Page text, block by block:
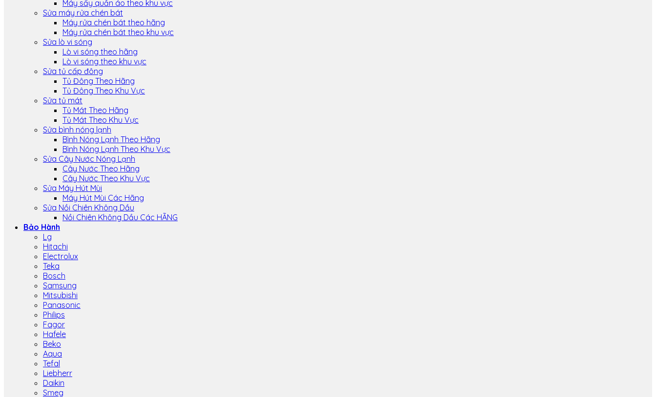
Máy sấy quần áo theo khu vực
Sửa máy rửa chén bát
Máy rửa chén bát theo hãng
Máy rửa chén bát theo khu vực
Sửa lò vi sóng
Lò vi sóng theo hãng
Lò vi sóng theo khu vực
Sửa tủ cấp đông
Tủ Đông Theo Hãng
Tủ Đông Theo Khu Vực
Sửa tủ mát
Tủ Mát Theo Hãng
Tủ Mát Theo Khu Vực
Sửa bình nóng lạnh
Bình Nóng Lạnh Theo Hãng
Bình Nóng Lạnh Theo Khu Vực
Sửa Cây Nước Nóng Lạnh
Cây Nước Theo Hãng
Cây Nước Theo Khu Vực
Sửa Máy Hút Mùi
Máy Hút Mùi Các Hãng
Sửa Nồi Chiên Không Dầu
Nồi Chiên Không Dầu Các HÃNG
Bảo Hành
Lg
Hitachi
Electrolux
Teka
Bosch
Samsung
Mitsubishi
Panasonic
Philips
Fagor
Hafele
Beko
Aqua
Tefal
Liebherr
Daikin
Smeg